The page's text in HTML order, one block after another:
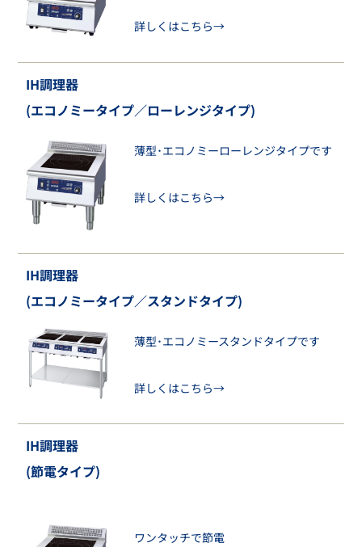
詳しくはこちら→
IH調理器
(エコノミータイプ／ローレンジタイプ)
薄型･エコノミーローレンジタイプです
詳しくはこちら→
IH調理器
(エコノミータイプ／スタンドタイプ)
薄型･エコノミースタンドタイプです
詳しくはこちら→
IH調理器
(節電タイプ)
ワンタッチで節電